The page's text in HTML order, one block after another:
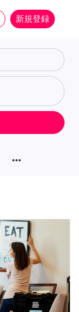
新規登録
more_horiz